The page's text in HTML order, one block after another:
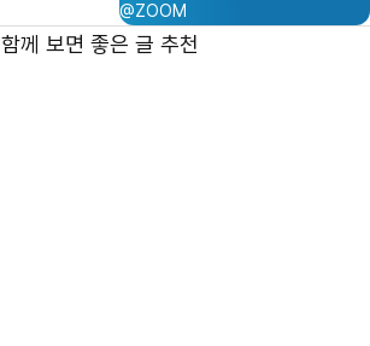
@ZOOM
함께 보면 좋은 글 추천